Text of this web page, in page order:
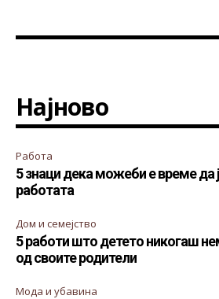
Најново
Работа
5 знаци дека можеби е време да
работата
Дом и семејство
5 работи што детето никогаш
од своите родители
Мода и убавина